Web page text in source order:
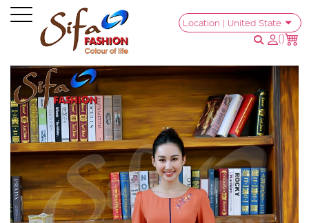
Location | United State
()